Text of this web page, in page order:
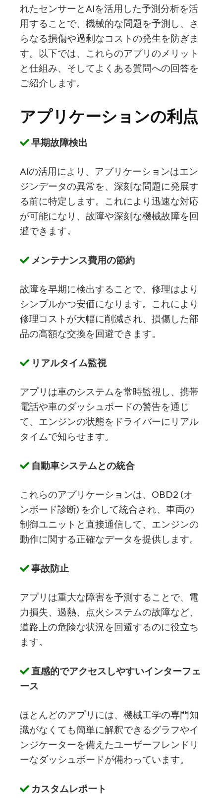
れたセンサーとAIを活用した予測分析を活
用することで、機械的な問題を予測し、さ
らなる損傷や過剰なコストの発生を防ぎま
す。以下では、これらのアプリのメリット
と仕組み、そしてよくある質問への回答を
ご紹介します。
アプリケーションの利点
早期故障検出
AIの活用により、アプリケーションはエン
ジンデータの異常を、深刻な問題に発展す
る前に特定します。これにより迅速な対応
が可能になり、故障や深刻な機械故障を回
避できます。
メンテナンス費用の節約
故障を早期に検出することで、修理はより
シンプルかつ安価になります。これにより
修理コストが大幅に削減され、損傷した部
品の高額な交換を回避できます。
リアルタイム監視
アプリは車のシステムを常時監視し、携帯
電話や車のダッシュボードの警告を通じ
て、エンジンの状態をドライバーにリアル
タイムで知らせます。
自動車システムとの統合
これらのアプリケーションは、OBD2 (オ
ンボード診断) を介して統合され、車両の
制御ユニットと直接通信して、エンジンの
動作に関する正確なデータを提供します。
事故防止
アプリは重大な障害を予測することで、電
力損失、過熱、点火システムの故障など、
道路上の危険な状況を回避するのに役立ち
ます。
直感的でアクセスしやすいインターフェ
ース
ほとんどのアプリには、機械工学の専門知
識がなくても簡単に解釈できるグラフやイ
ンジケーターを備えたユーザーフレンドリ
ーなダッシュボードが備わっています。
カスタムレポート